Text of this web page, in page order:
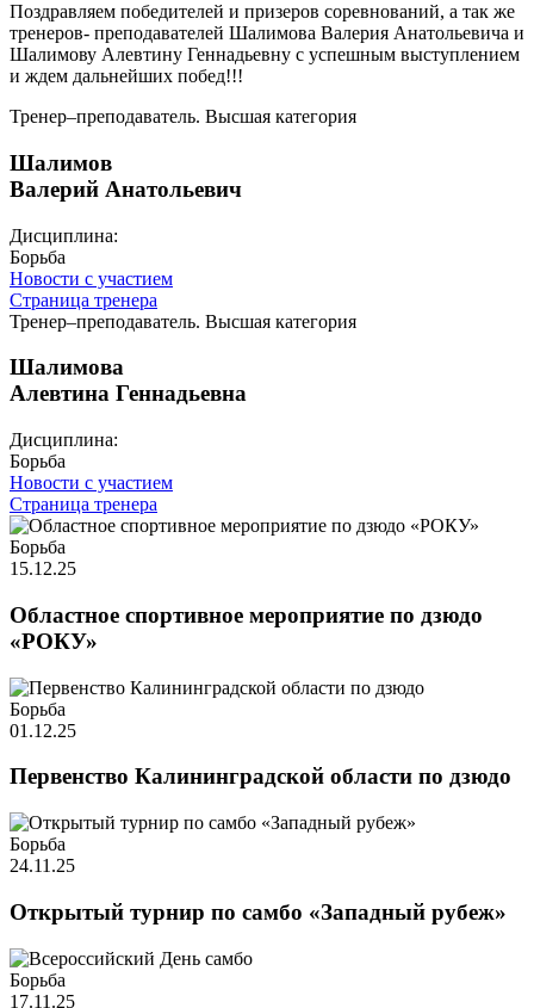
Поздравляем победителей и призеров соревнований, а так же
тренеров- преподавателей Шалимова Валерия Анатольевича и
Шалимову Алевтину Геннадьевну с успешным выступлением
и ждем дальнейших побед!!!
Тренер–преподаватель. Высшая категория
Шалимов
Валерий Анатольевич
Дисциплина:
Борьба
Новости с участием
Страница тренера
Тренер–преподаватель. Высшая категория
Шалимова
Алевтина Геннадьевна
Дисциплина:
Борьба
Новости с участием
Страница тренера
Борьба
15.12.25
Областное спортивное мероприятие по дзюдо
«РОКУ»
Борьба
01.12.25
Первенство Калининградской области по дзюдо
Борьба
24.11.25
Открытый турнир по самбо «Западный рубеж»
Борьба
17.11.25